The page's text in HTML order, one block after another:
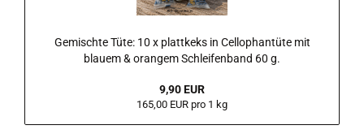
Gemischte Tüte: 10 x plattkeks in Cellophantüte mit
blauem & orangem Schleifenband 60 g.
9,90 EUR
165,00 EUR pro 1 kg